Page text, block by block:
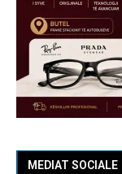
MEDIAT SOCIALE